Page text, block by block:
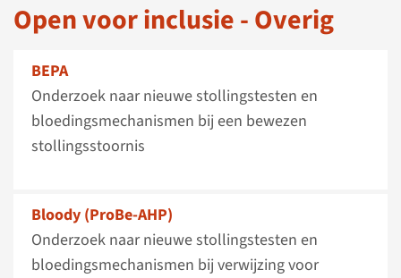
Open voor inclusie - Overig
BEPA
Onderzoek naar nieuwe stollingstesten en
bloedingsmechanismen bij een bewezen
stollingsstoornis
Bloody (ProBe-AHP)
Onderzoek naar nieuwe stollingstesten en
bloedingsmechanismen bij verwijzing voor